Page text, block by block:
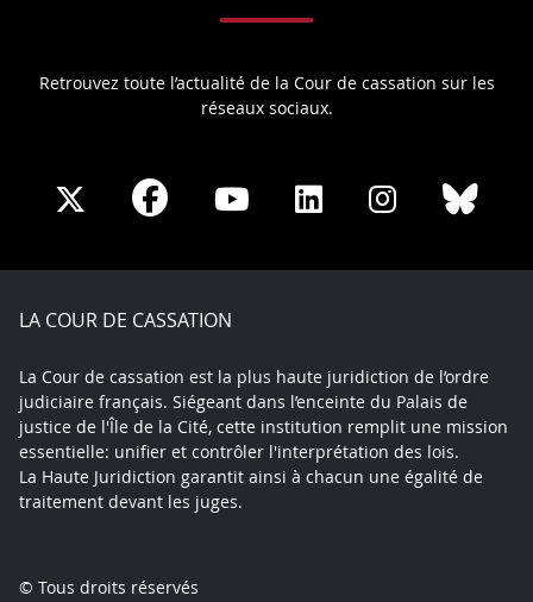
Retrouvez toute l’actualité de la Cour de cassation sur les
réseaux sociaux.
Share
X
Share
Facebook
Share
Youtube
Share
LinkedIn
Share
Instagram
LA COUR DE CASSATION
La Cour de cassation est la plus haute juridiction de l’ordre
judiciaire français. Siégeant dans l’enceinte du Palais de
justice de l'Île de la Cité, cette institution remplit une mission
essentielle: unifier et contrôler l'interprétation des lois.
La Haute Juridiction garantit ainsi à chacun une égalité de
traitement devant les juges.
© Tous droits réservés